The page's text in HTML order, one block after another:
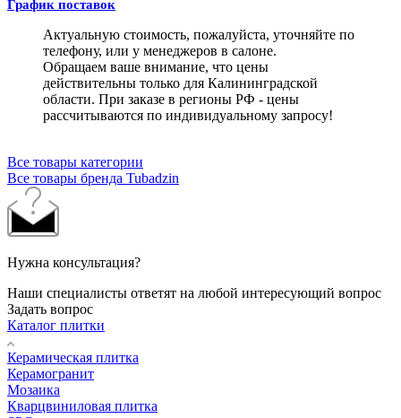
График поставок
Актуальную стоимость, пожалуйста, уточняйте по
телефону, или у менеджеров в салоне.
Обращаем ваше внимание, что цены
действительны только для Калининградской
области. При заказе в регионы РФ - цены
рассчитываются по индивидуальному запросу!
Все товары категории
Все товары бренда Tubadzin
Нужна консультация?
Наши специалисты ответят на любой интересующий вопрос
Задать вопрос
Каталог плитки
Керамическая плитка
Керамогранит
Мозаика
Кварцвиниловая плитка